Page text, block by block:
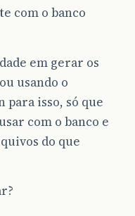
com o banco
em gerar os
usando o
para isso, só que
com o banco e
do que